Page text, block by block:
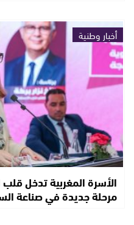
أخبار وطنية
الأسرة المغربية تدخل
مرحلة جديدة في صناعة